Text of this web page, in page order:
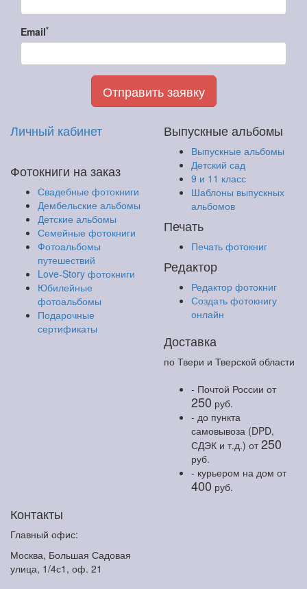
Email*
Отправить заявку
Личный кабинет
Фотокниги на заказ
Свадебные фотокниги
Дембельские альбомы
Детские альбомы
Семейные фотокниги
Фотоальбомы
путешествий
Love-Story фотокниги
Юбилейные
фотоальбомы
Подарочные
сертификаты
Выпускные альбомы
Выпускные альбомы
Детский сад
9 и 11 класс
Шаблоны выпускных
альбомов
Печать
Печать фотокниг
Редактор
Редактор фотокниг
Создать фотокнигу
онлайн
Доставка
по Твери и Тверской области
- Почтой России от
250 руб.
- до пункта
самовывоза (DPD,
СДЭК и т.д.) от250
руб.
- курьером на дом от
400 руб.
Контакты
Главный офис:
Москва, Большая Садовая
улица, 1/4с1, оф. 21